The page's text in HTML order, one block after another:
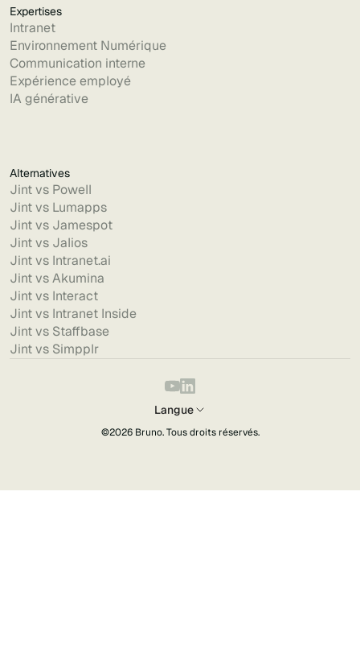
Expertises
Intranet
Environnement Numérique
Communication interne
Expérience employé
IA générative
Alternatives
Jint vs Powell
Jint vs Lumapps
Jint vs Jamespot
Jint vs Jalios
Jint vs Intranet.ai
Jint vs Akumina
Jint vs Interact
Jint vs Intranet Inside
Jint vs Staffbase
Jint vs Simpplr
©2026 Bruno. Tous droits réservés.
Langue